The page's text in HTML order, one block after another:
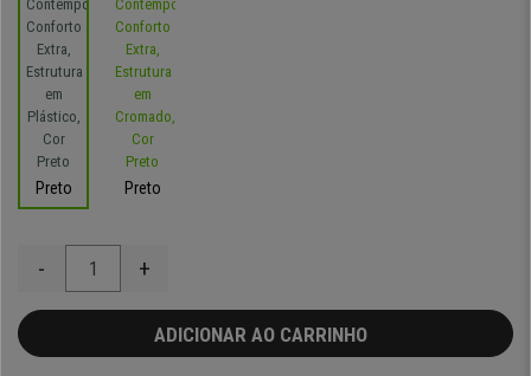
Preto Preto
- +
ADICIONAR AO CARRINHO